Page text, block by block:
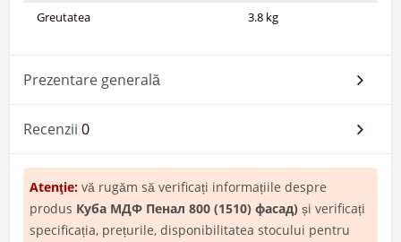
Greutatea
3.8 kg
Prezentare generală
Recenzii 0
Atenţie: vă rugăm să verificați informațiile despre
produs Куба МДФ Пенал 800 (1510) фасад) și verificați
specificația, prețurile, disponibilitatea stocului pentru